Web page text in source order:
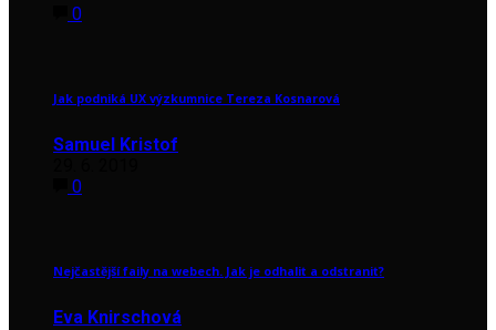
0
Jak podniká UX výzkumnice Tereza Kosnarová
Samuel Kristof
0
Nejčastější faily na webech. Jak je odhalit a odstranit?
Eva Knirschová